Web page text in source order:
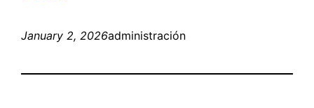
January 2, 2026administración